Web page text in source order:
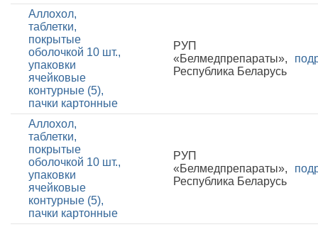
Аллохол,
таблетки,
покрытые
оболочкой 10 шт.,
упаковки
ячейковые
контурные (5),
пачки картонные
РУП
«Белмедпрепараты»,
Республика Беларусь
Аллохол,
таблетки,
покрытые
оболочкой 10 шт.,
упаковки
ячейковые
контурные (5),
пачки картонные
РУП
«Белмедпрепараты»,
Республика Беларусь